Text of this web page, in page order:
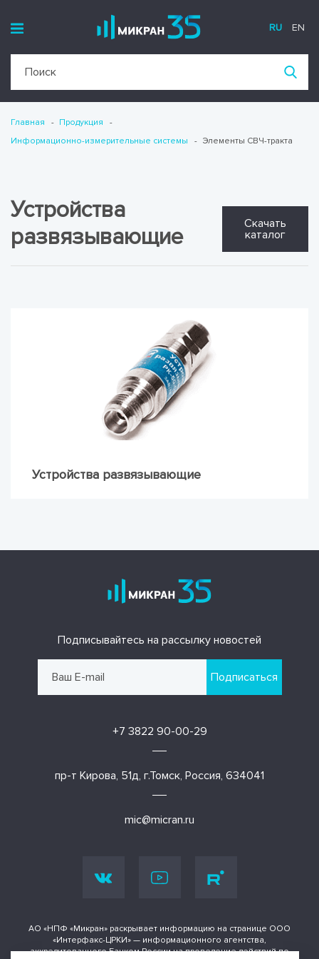
RU EN
Главная
Продукция
Информационно-измерительные системы
Элементы СВЧ-тракта
Устройства
развязывающие
Скачать
каталог
Устройства развязывающие
Подписывайтесь на рассылку новостей
Подписаться
+7 3822 90-00-29
mic@micran.ru
пр-т Кирова, 51д, г.Томск, Россия, 634041
АО «НПФ «Микран» раскрывает информацию на странице ООО
«Интерфакс-ЦРКИ» — информационного агентства,
аккредитованного Банком России на проведение действий по